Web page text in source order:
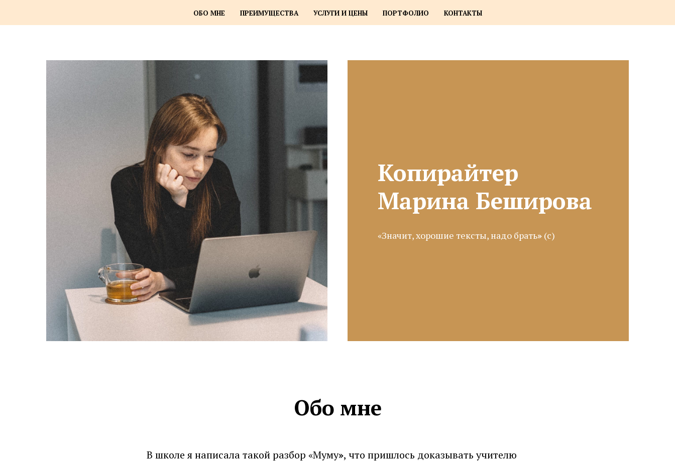
ОБО МНЕ ПРЕИМУЩЕСТВА УСЛУГИ И ЦЕНЫ ПОРТФОЛИО КОНТАКТЫ
Копирайтер
Марина Беширова
«Значит, хорошие тексты, надо брать» (с)
Обо мне
В школе я написала такой разбор «Муму», что пришлось доказывать учителю